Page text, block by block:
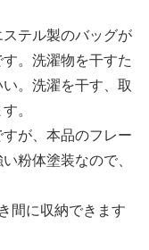
テル製のバッグが
。洗濯物を干すた
。洗濯を干す、取
。
が、本品のフレー
粉体塗装なので、
間に収納できます